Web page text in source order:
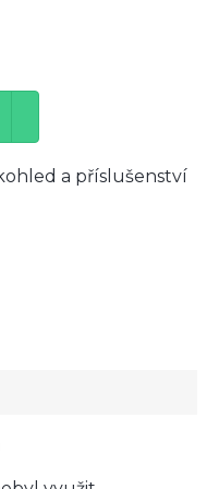
a příslušenství